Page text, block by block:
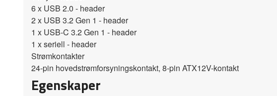
6 x USB 2.0 - header
2 x USB 3.2 Gen 1 - header
1 x USB-C 3.2 Gen 1 - header
1 x seriell - header
Strømkontakter
24-pin hovedstrømforsyningskontakt, 8-pin ATX12V-kontakt
Egenskaper